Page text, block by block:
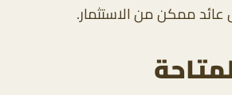
ممكن من الاستثمار.